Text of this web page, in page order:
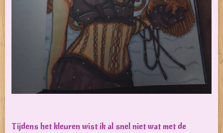
Tijdens het kleuren wist ik al snel niet wat met de